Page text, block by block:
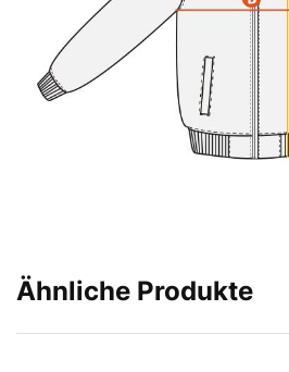
Ähnliche Produkte